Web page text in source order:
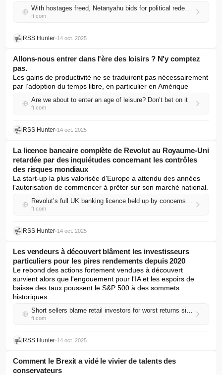
With hostages freed, Netanyahu bids for political redemption
ft.com
RSS Hunter•14 oct. 2025
Allons-nous entrer dans l'ère des loisirs ? N'y comptez
pas.
Les gains de productivité ne se traduiront pas nécessairement
par l’adoption du temps libre, en particulier en Amérique
Are we about to enter an age of leisure? Don’t bet on it
ft.com
RSS Hunter•14 oct. 2025
La licence bancaire complète de Revolut au Royaume-Uni
retardée par des inquiétudes concernant les contrôles
des risques mondiaux
La start-up la plus valorisée d'Europe a attendu des années
l'autorisation de commencer à prêter sur son marché national.
Revolut’s full UK banking licence held up by concerns over global risk controls
ft.com
RSS Hunter•14 oct. 2025
Les vendeurs à découvert blâment les investisseurs
particuliers pour les pires rendements depuis 2020
Le rebond des actions fortement vendues à découvert
survient alors que l'engouement pour l'IA et les espoirs de
baisse des taux poussent le S&P 500 à des sommets
historiques.
Short sellers blame retail investors for worst returns since 2020
ft.com
RSS Hunter•14 oct. 2025
Comment le Brexit a vidé le vivier de talents des
conservateurs